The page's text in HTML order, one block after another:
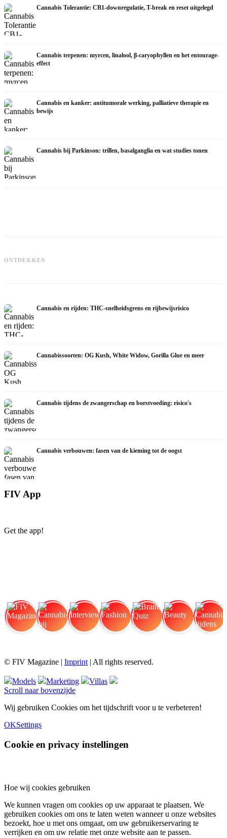
Cannabis Tolerantie: CB1-downregulatie, T-break en reset uitgelegd
Cannabis terpenen: myrcen, linalool, β-caryophyllen en het entourage-
effect
Cannabis en kanker: antitumorale werking, palliatieve therapie en
bewijs
Cannabis bij Parkinson: trillen, basalganglia en wat studies tonen
ONTDEKKEN
zelfmedicatie en wat studies tonen
Cannabis en rijden: THC-snelheidsgrens en rijbewijsrisico
Cannabissoorten: OG Kush, White Widow, Gorilla Glue en meer
Cannabis tijdens de zwangerschap en borstvoeding: risico's
Cannabis verbouwen: fasen van de kieming tot de oogst
FIV App
Get the app!
© FIV Magazine | Imprint| All rights reserved.
Models Marketing
Villas
Scroll naar bovenzijde
Wij gebruiken Cookies om het tijdschrift voor u te verbeteren!
OKSettings
Cookie en privacy instellingen
Hoe wij cookies gebruiken
We kunnen vragen om cookies op uw apparaat te plaatsen. We
gebruiken cookies om ons te laten weten wanneer u onze websites
bezoekt, hoe u met ons omgaat, om uw gebruikerservaring te
verrijken en om uw relatie met onze website aan te passen.